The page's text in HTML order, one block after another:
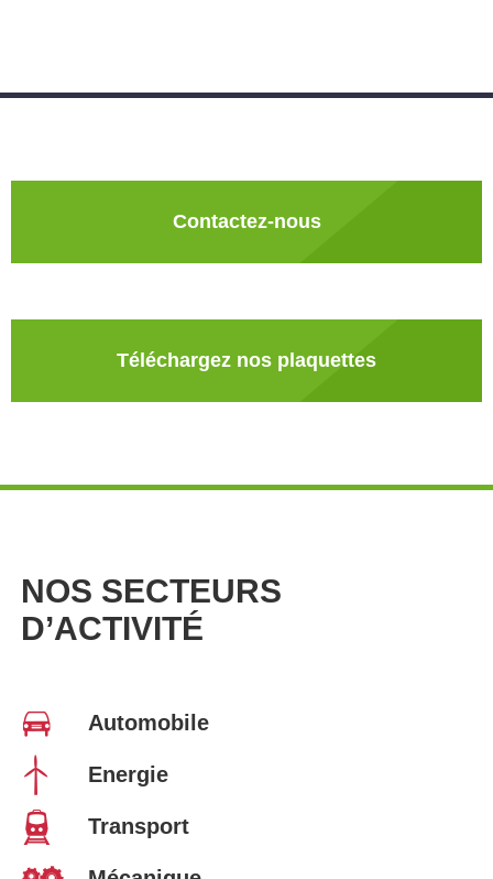
Contactez-nous
Téléchargez nos plaquettes
NOS SECTEURS
D’ACTIVITÉ
Automobile
Energie
Transport